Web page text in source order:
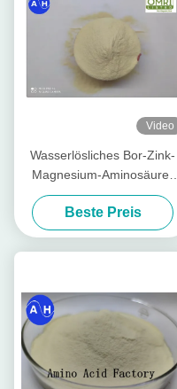
Video
Wasserlösliches Bor-Zink-
Magnesium-Aminosäure-
Chelate pulverisieren frei
Beste Preis